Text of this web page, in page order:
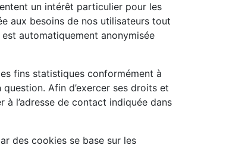
un intérêt particulier pour les
aux besoins de nos utilisateurs tout
automatiquement anonymisée
fins statistiques conformément à
Afin d’exercer ses droits et
l’adresse de contact indiquée dans
des cookies se base sur les